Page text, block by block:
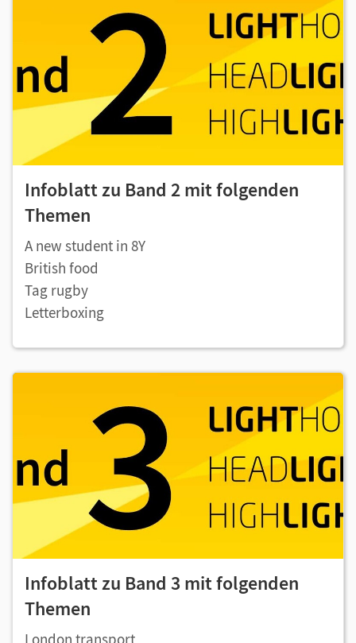
Infoblatt zu Band 2 mit folgenden
Themen
A new student in 8Y
British food
Tag rugby
Letterboxing
Infoblatt zu Band 3 mit folgenden
Themen
London transport